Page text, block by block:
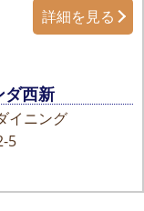
ダ西新
イニング
5
詳細を見る